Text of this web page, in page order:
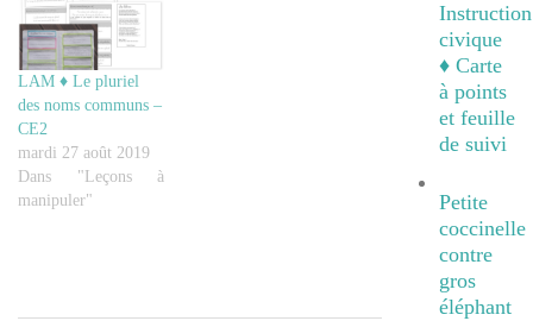
LAM ♦ Le pluriel
des noms communs –
CE2
mardi 27 août 2019
Dans "Leçons à
manipuler"
Instruction
civique
♦ Carte
à points
et feuille
de suivi
Petite
coccinelle
contre
gros
éléphant